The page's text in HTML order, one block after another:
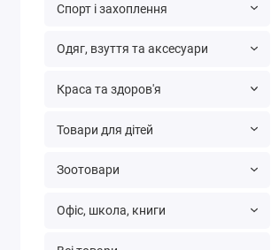
Спорт і захоплення
Одяг, взуття та аксесуари
Краса та здоров'я
Товари для дітей
Зоотовари
Офіс, школа, книги